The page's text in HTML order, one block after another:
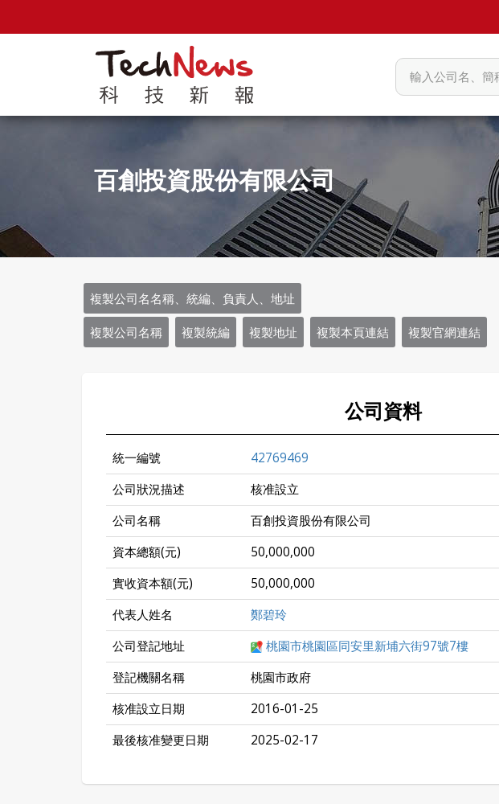
百創投資股份有限公司
複製公司名名稱、統編、負責人、地址
複製公司名稱 複製統編 複製地址 複製本頁連結 複製官網連結
公司資料
統一編號
42769469
公司狀況描述
核准設立
公司名稱
百創投資股份有限公司
資本總額(元)
50,000,000
實收資本額(元)
50,000,000
代表人姓名
鄭碧玲
公司登記地址
桃園市桃園區同安里新埔六街97號7樓
登記機關名稱
桃園市政府
核准設立日期
2016-01-25
最後核准變更日期
2025-02-17